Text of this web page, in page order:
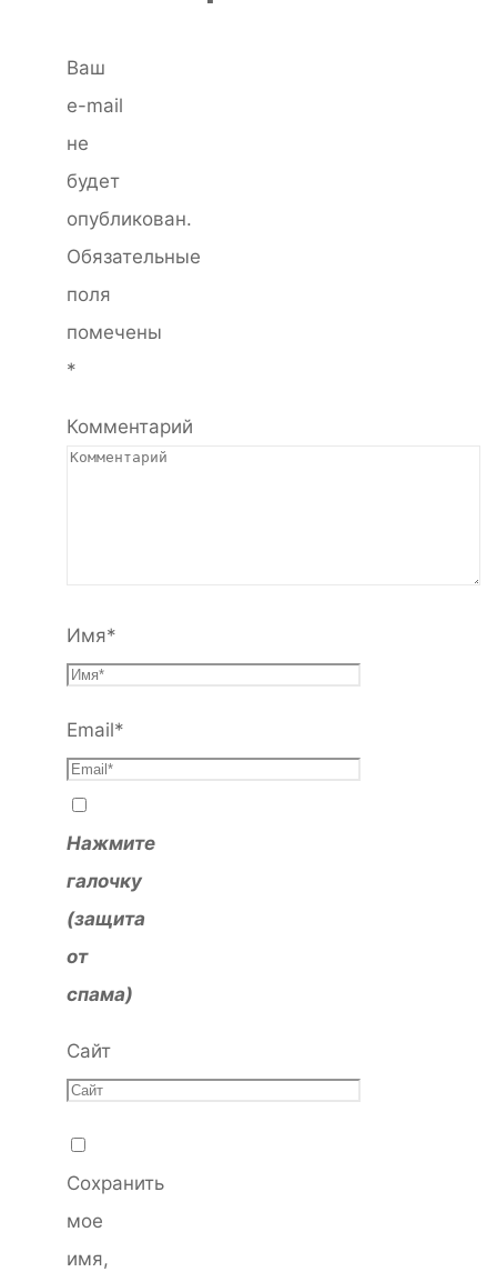
Ваш
e-mail
не
будет
опубликован.
Обязательные
поля
помечены
*
Комментарий
Имя*
Email*
Нажмите
галочку
(защита
от
спама)
Сайт
Сохранить
мое
имя,